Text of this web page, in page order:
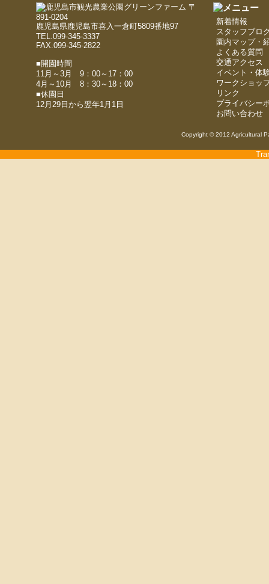
〒
891-0204
鹿児島県鹿児島市喜入一倉町5809番地97
TEL.099-345-3337
FAX.099-345-2822
■開園時間
11月～3月 9：00～17：00
4月～10月 8：30～18：00
■休園日
12月29日から翌年1月1日
新着情報
スタッフブロ
園内マップ・
よくある質問
交通アクセス
イベント・体
ワークショッ
リンク
プライバシー
お問い合わせ
Copyright © 2012 Agricultural